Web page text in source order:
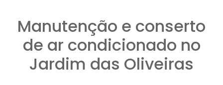
Manutenção e conserto
de ar condicionado no
Jardim das Oliveiras